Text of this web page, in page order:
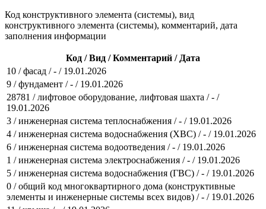
Код конструктивного элемента (системы), вид
конструктивного элемента (системы), комментарий, дата
заполнения информации
Код / Вид / Комментарий / Дата
10 / фасад / - / 19.01.2026
9 / фундамент / - / 19.01.2026
28781 / лифтовое оборудование, лифтовая шахта / - /
19.01.2026
3 / инженерная система теплоснабжения / - / 19.01.2026
4 / инженерная система водоснабжения (ХВС) / - / 19.01.2026
6 / инженерная система водоотведения / - / 19.01.2026
1 / инженерная система электроснабжения / - / 19.01.2026
5 / инженерная система водоснабжения (ГВС) / - / 19.01.2026
0 / общий код многоквартирного дома (конструктивные
элементы и инженерные системы всех видов) / - / 19.01.2026